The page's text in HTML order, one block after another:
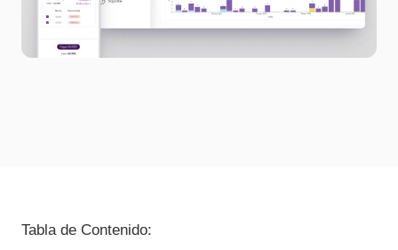
Tabla de Contenido: